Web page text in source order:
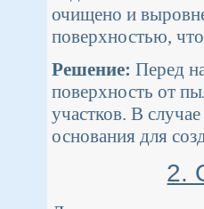
очищено и
поверхностью,
Решение: Перед
поверхность от
участков. В
основания для
2.